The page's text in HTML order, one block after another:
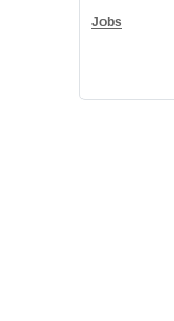
Jobs